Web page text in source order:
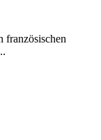
französischen